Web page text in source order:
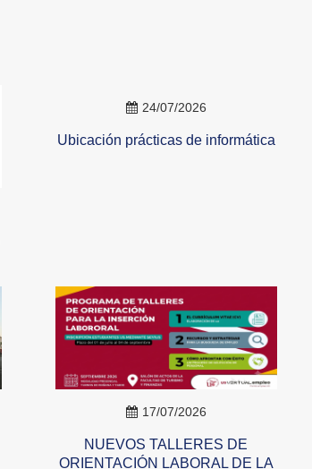
24/07/2026
Ubicación prácticas de informática
17/07/2026
NUEVOS TALLERES DE
ORIENTACIÓN LABORAL DE LA